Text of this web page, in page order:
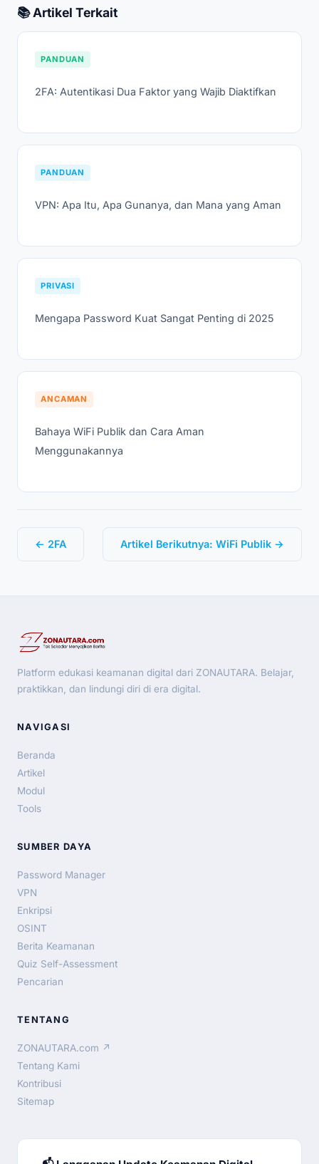
📚 Artikel Terkait
PANDUAN
2FA: Autentikasi Dua Faktor yang Wajib Diaktifkan
PANDUAN
VPN: Apa Itu, Apa Gunanya, dan Mana yang Aman
PRIVASI
Mengapa Password Kuat Sangat Penting di 2025
ANCAMAN
Bahaya WiFi Publik dan Cara Aman
Menggunakannya
← 2FA Artikel Berikutnya: WiFi Publik →
Platform edukasi keamanan digital dari ZONAUTARA. Belajar,
praktikkan, dan lindungi diri di era digital.
NAVIGASI
Beranda
Artikel
Modul
Tools
SUMBER DAYA
Password Manager
VPN
Enkripsi
OSINT
Berita Keamanan
Quiz Self-Assessment
Pencarian
TENTANG
ZONAUTARA.com ↗
Tentang Kami
Kontribusi
Sitemap